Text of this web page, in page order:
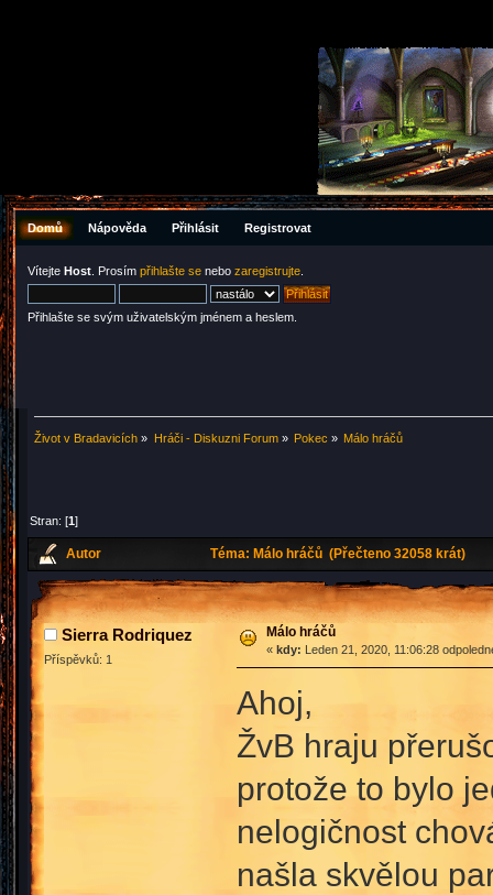
Domů Nápověda Přihlásit Registrovat
Vítejte Host . Prosím přihlašte se nebo zaregistrujte
Přihlašte se svým uživatelským jménem a heslem.
Život v Bradavicích » Hráči - Diskuzni Forum» Pokec » Málo hráčů
Stran: [1]
Autor Téma: Málo hráčů (Přečteno 32058 krát)
Sierra Rodriquez
Příspěvků: 1
Málo hráčů
« kdy: Leden 21, 2020, 11:06:28
Ahoj,
ŽvB hraju
protože to bylo
nelogičnost
našla skvělou